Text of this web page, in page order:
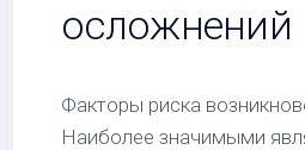
осложнений
Факторы риска
Наиболее значимыми